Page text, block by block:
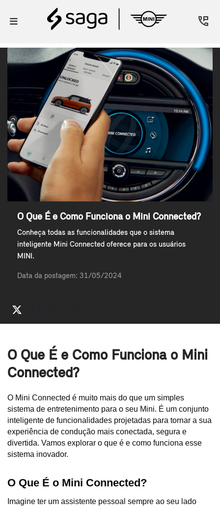
O Que É e Como Funciona o Mini Connected?
Conheça todas as funcionalidades que o sistema
inteligente Mini Connected oferece para os usuários
MINI.
Data da postagem: 31/05/2024
O Que É e Como Funciona o Mini
Connected?
O Mini Connected é muito mais do que um simples
sistema de entretenimento para o seu Mini. É um conjunto
inteligente de funcionalidades projetadas para tornar a sua
experiência de condução mais conectada, segura e
divertida. Vamos explorar o que é e como funciona esse
sistema inovador.
O Que É o Mini Connected?
Imagine ter um assistente pessoal sempre ao seu lado